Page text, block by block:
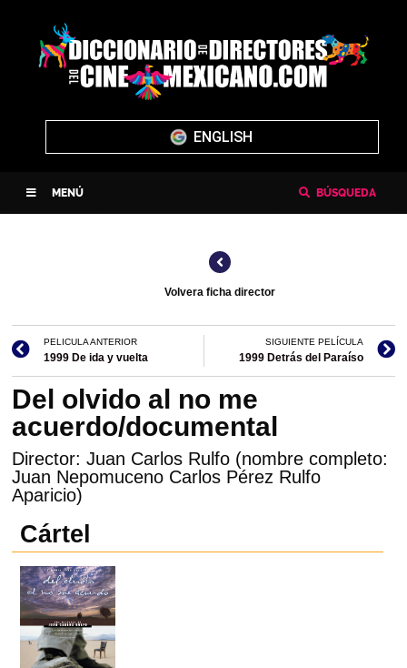
ENGLISH
MENÚ BÚSQUEDA
Volvera ficha director
PELICULA ANTERIOR
1999 De ida y vuelta
SIGUIENTE PELÍCULA
1999 Detrás del Paraíso
Del olvido al no me
acuerdo/documental
Director: Juan Carlos Rulfo (nombre completo:
Juan Nepomuceno Carlos Pérez Rulfo
Aparicio)
Cártel